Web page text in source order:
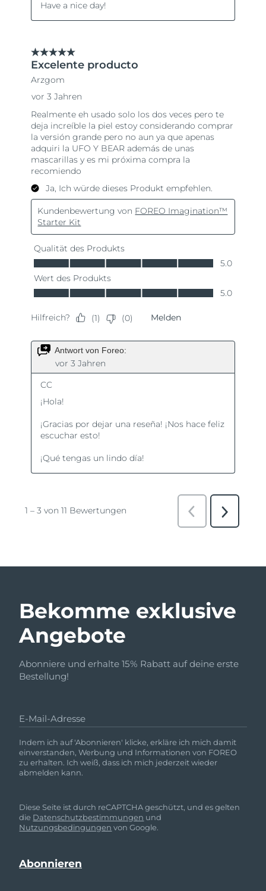
Bekomme exklusive
Angebote
Abonniere und erhalte 15% Rabatt auf deine erste
Bestellung!
E-Mail-Adresse
Indem ich auf 'Abonnieren' klicke, erkläre ich mich damit
einverstanden, Werbung und Informationen von FOREO
zu erhalten. Ich weiß, dass ich mich jederzeit wieder
abmelden kann.
Diese Seite ist durch reCAPTCHA geschützt, und es gelten
die Datenschutzbestimmungen und
Nutzungsbedingungen von Google.